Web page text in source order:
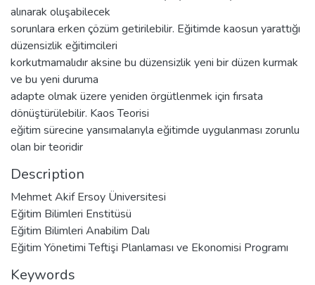
alınarak oluşabilecek
sorunlara erken çözüm getirilebilir. Eğitimde kaosun yarattığı
düzensizlik eğitimcileri
korkutmamalıdır aksine bu düzensizlik yeni bir düzen kurmak
ve bu yeni duruma
adapte olmak üzere yeniden örgütlenmek için fırsata
dönüştürülebilir. Kaos Teorisi
eğitim sürecine yansımalarıyla eğitimde uygulanması zorunlu
olan bir teoridir
Description
Mehmet Akif Ersoy Üniversitesi
Eğitim Bilimleri Enstitüsü
Eğitim Bilimleri Anabilim Dalı
Eğitim Yönetimi Teftişi Planlaması ve Ekonomisi Programı
Keywords